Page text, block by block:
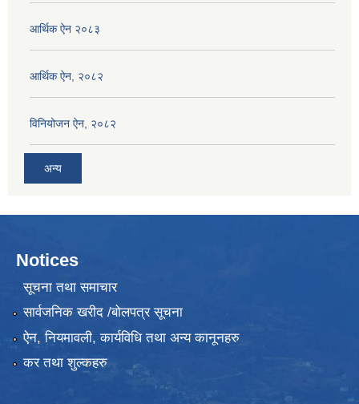
आर्थिक ऐन २०८३
आर्थिक ऐन, २०८२
विनियोजन ऐन, २०८२
अन्य
Notices
सूचना तथा समाचार
सार्वजनिक खरीद /बोलपत्र सूचना
ऐन, नियमावली, कार्यविधि तथा अन्य कानूनहरु
कर तथा शुल्कहरु